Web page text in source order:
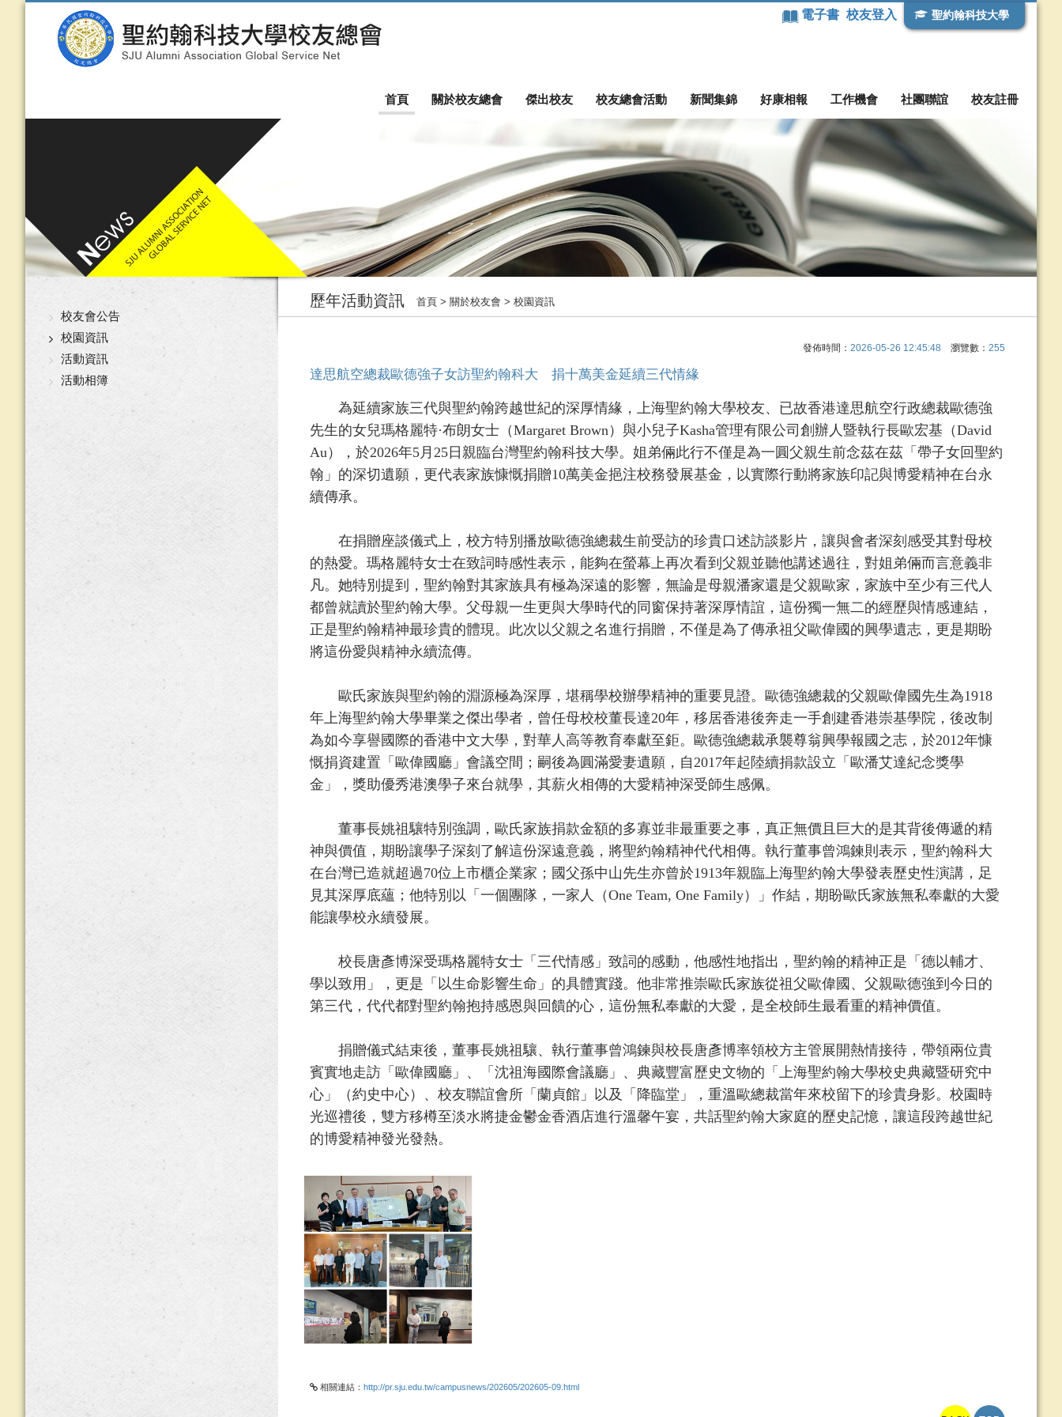
電子書 校友登入 聖約翰科技大學
首頁 關於校友總會 傑出校友 校友總會活動 新聞集錦 好康相報 工作機會 社團聯誼 校友註冊
校友會公告
校園資訊
活動資訊
活動相簿
歷年活動資訊 首頁 > 關於校友會 > 校園資訊
發佈時間： 2026-05-26 12:45:48 瀏覽數： 255
達思航空總裁歐德強子女訪聖約翰科大 捐十萬美金延續三代情緣
為延續家族三代與聖約翰跨越世紀的深厚情緣，上海聖約翰大學校友、已故香港達思航空行政總裁歐德強
先生的女兒瑪格麗特·布朗女士（Margaret Brown）與小兒子Kasha管理有限公司創辦人暨執行長歐宏基（David
Au），於2026年5月25日親臨台灣聖約翰科技大學。姐弟倆此行不僅是為一圓父親生前念茲在茲「帶子女回聖約
翰」的深切遺願，更代表家族慷慨捐贈10萬美金挹注校務發展基金，以實際行動將家族印記與博愛精神在台永
續傳承。
在捐贈座談儀式上，校方特別播放歐德強總裁生前受訪的珍貴口述訪談影片，讓與會者深刻感受其對母校
的熱愛。瑪格麗特女士在致詞時感性表示，能夠在螢幕上再次看到父親並聽他講述過往，對姐弟倆而言意義非
凡。她特別提到，聖約翰對其家族具有極為深遠的影響，無論是母親潘家還是父親歐家，家族中至少有三代人
都曾就讀於聖約翰大學。父母親一生更與大學時代的同窗保持著深厚情誼，這份獨一無二的經歷與情感連結，
正是聖約翰精神最珍貴的體現。此次以父親之名進行捐贈，不僅是為了傳承祖父歐偉國的興學遺志，更是期盼
將這份愛與精神永續流傳。
歐氏家族與聖約翰的淵源極為深厚，堪稱學校辦學精神的重要見證。歐德強總裁的父親歐偉國先生為1918
年上海聖約翰大學畢業之傑出學者，曾任母校校董長達20年，移居香港後奔走一手創建香港崇基學院，後改制
為如今享譽國際的香港中文大學，對華人高等教育奉獻至鉅。歐德強總裁承襲尊翁興學報國之志，於2012年慷
慨捐資建置「歐偉國廳」會議空間；嗣後為圓滿愛妻遺願，自2017年起陸續捐款設立「歐潘艾達紀念獎學
金」，獎助優秀港澳學子來台就學，其薪火相傳的大愛精神深受師生感佩。
董事長姚祖驤特別強調，歐氏家族捐款金額的多寡並非最重要之事，真正無價且巨大的是其背後傳遞的精
神與價值，期盼讓學子深刻了解這份深遠意義，將聖約翰精神代代相傳。執行董事曾鴻鍊則表示，聖約翰科大
在台灣已造就超過70位上市櫃企業家；國父孫中山先生亦曾於1913年親臨上海聖約翰大學發表歷史性演講，足
見其深厚底蘊；他特別以「一個團隊，一家人（One Team, One Family）」作結，期盼歐氏家族無私奉獻的大愛
能讓學校永續發展。
校長唐彥博深受瑪格麗特女士「三代情感」致詞的感動，他感性地指出，聖約翰的精神正是「德以輔才、
學以致用」，更是「以生命影響生命」的具體實踐。他非常推崇歐氏家族從祖父歐偉國、父親歐德強到今日的
第三代，代代都對聖約翰抱持感恩與回饋的心，這份無私奉獻的大愛，是全校師生最看重的精神價值。
捐贈儀式結束後，董事長姚祖驤、執行董事曾鴻鍊與校長唐彥博率領校方主管展開熱情接待，帶領兩位貴
賓實地走訪「歐偉國廳」、「沈祖海國際會議廳」、典藏豐富歷史文物的「上海聖約翰大學校史典藏暨研究中
心」（約史中心）、校友聯誼會所「蘭貞館」以及「降臨堂」，重溫歐總裁當年來校留下的珍貴身影。校園時
光巡禮後，雙方移樽至淡水將捷金鬱金香酒店進行溫馨午宴，共話聖約翰大家庭的歷史記憶，讓這段跨越世紀
的博愛精神發光發熱。
相關連結： http://pr.sju.edu.tw/campusnews/202605/202605-09.html